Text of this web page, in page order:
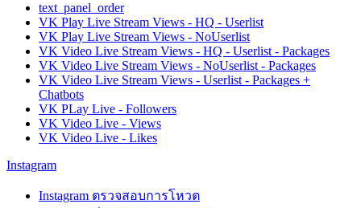
text_panel_order
VK Play Live Stream Views - HQ - Userlist
VK Play Live Stream Views - NoUserlist
VK Video Live Stream Views - HQ - Userlist - Packages
VK Video Live Stream Views - NoUserlist - Packages
VK Video Live Stream Views - Userlist - Packages +
Chatbots
VK PLay Live - Followers
VK Video Live - Views
VK Video Live - Likes
Instagram
Instagram ตรวจสอบการโหวต